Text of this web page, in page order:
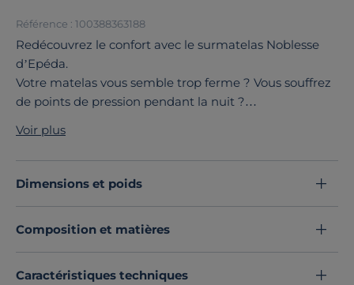
Référence : 100388363188
Redécouvrez le confort avec le surmatelas Noblesse
d’Epéda.
Votre matelas vous semble trop ferme ? Vous souffrez
de points de pression pendant la nuit ?
surmatelas Noblesse, doté d’une mousse à mémoire
de forme enveloppante. Il épouse parfaitement les
courbes de votre corps pour un confort sur mesure…
Découvrez toute notre sélection :
Voir plus
Dimensions et poids
Composition et matières
Caractéristiques techniques